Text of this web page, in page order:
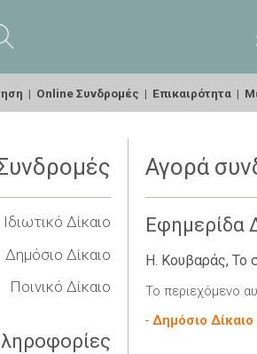
| Online Συνδρομές | Επικαιρότητα |
Ιδιωτικό Δίκαιο
Δημόσιο Δίκαιο
Ποινικό Δίκαιο
Αγορά
Εφημερίδα
Η. Κουβαράς, Το
Το περιεχόμενο
- Δημόσιο Δίκαιο